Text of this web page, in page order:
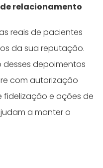
relacionamento
reais de pacientes
da sua reputação.
desses depoimentos
com autorização
fidelização e ações de
a manter o